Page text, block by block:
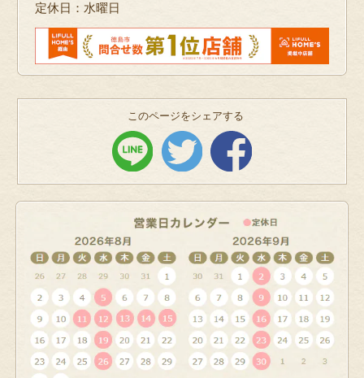
定休日：水曜日
このページをシェアする